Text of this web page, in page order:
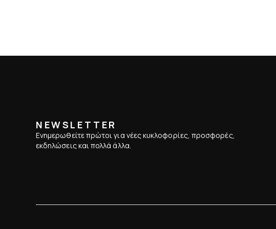
NEWSLETTER
Ενημερωθείτε πρώτοι για νέες κυκλοφορίες, προσφορές,
εκδηλώσεις και πολλά άλλα.